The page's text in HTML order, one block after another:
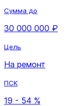
Сумма до
30 000 000 ₽
Цель
На ремонт
ПСК
19 - 54 %